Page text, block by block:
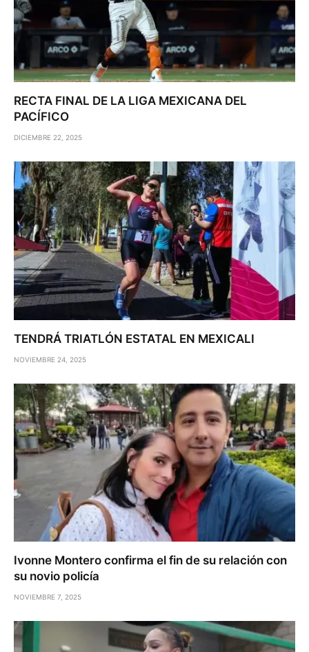
RECTA FINAL DE LA LIGA MEXICANA DEL
PACÍFICO
DICIEMBRE 22, 2025
TENDRÁ TRIATLÓN ESTATAL EN MEXICALI
NOVIEMBRE 24, 2025
Ivonne Montero confirma el fin de su relación con
su novio policía
NOVIEMBRE 7, 2025